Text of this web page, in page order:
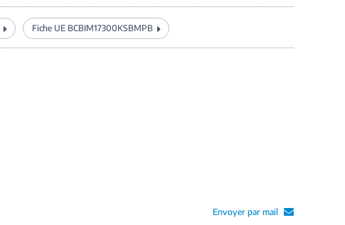
Fiche UE BCBIM17300KSBMPB
Envoyer par mail